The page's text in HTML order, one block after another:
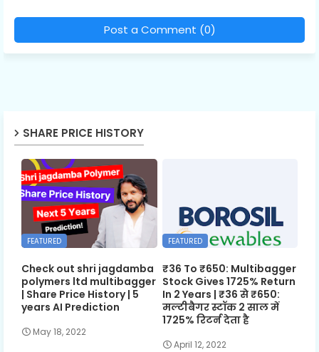
Post a Comment (0)
SHARE PRICE HISTORY
FEATURED
Check out shri jagdamba
polymers ltd multibagger
| Share Price History | 5
years AI Prediction
May 18, 2022
FEATURED
₹36 To ₹650: Multibagger
Stock Gives 1725% Return
In 2 Years | ₹36 से ₹650:
मल्टीबैगर स्टॉक 2 साल में
1725% रिटर्न देता है
April 12, 2022